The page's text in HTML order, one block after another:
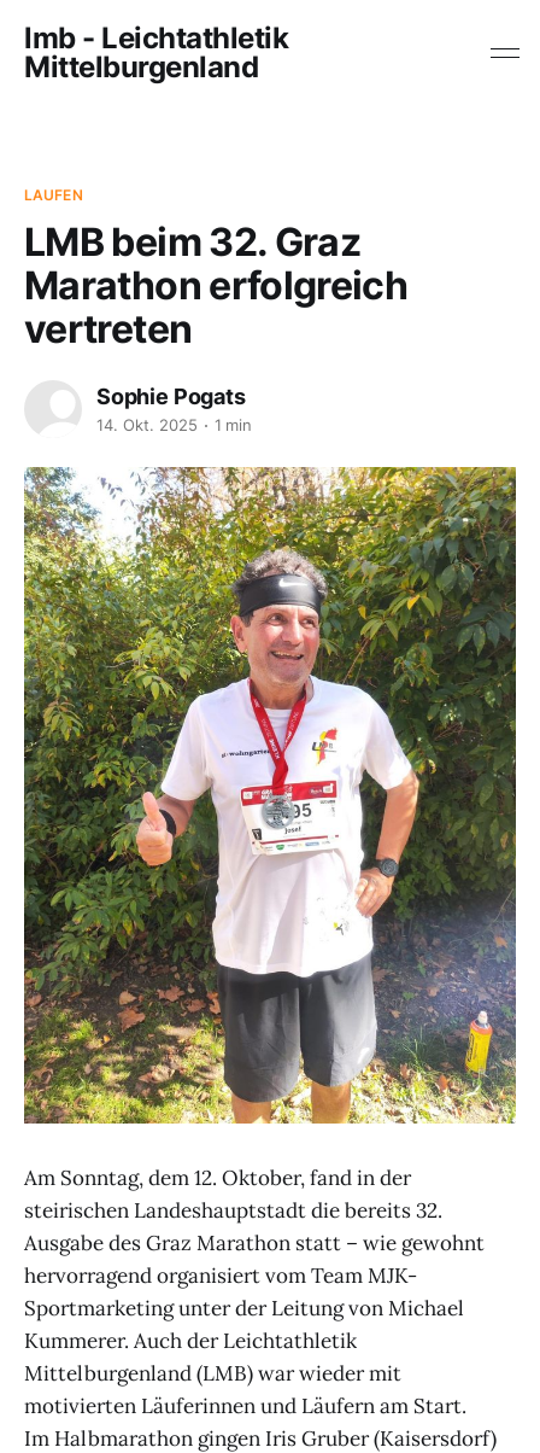
lmb - Leichtathletik
Mittelburgenland
LAUFEN
LMB beim 32. Graz
Marathon erfolgreich
vertreten
Sophie Pogats
14. Okt. 2025 1 min
Am Sonntag, dem 12. Oktober, fand in der
steirischen Landeshauptstadt die bereits 32.
Ausgabe des Graz Marathon statt – wie gewohnt
hervorragend organisiert vom Team MJK-
Sportmarketing unter der Leitung von Michael
Kummerer. Auch der Leichtathletik
Mittelburgenland (LMB) war wieder mit
motivierten Läuferinnen und Läufern am Start.
Im Halbmarathon gingen Iris Gruber (Kaisersdorf)